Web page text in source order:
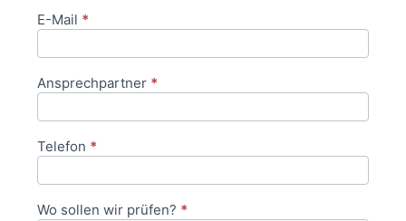
E-Mail *
Ansprechpartner *
Telefon *
Wo sollen wir prüfen? *